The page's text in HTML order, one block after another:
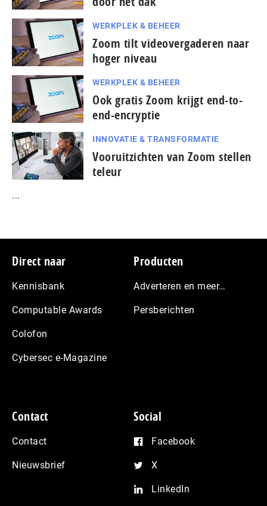
WERKPLEK & BEHEER
Zoom tilt videovergaderen naar
hoger niveau
WERKPLEK & BEHEER
Ook gratis Zoom krijgt end-to-
end-encryptie
INNOVATIE & TRANSFORMATIE
Vooruitzichten van Zoom stellen
teleur
...
Footer
Direct naar
Kennisbank
Computable Awards
Colofon
Cybersec e-Magazine
Producten
Adverteren en meer…
Persberichten
Contact
Contact
Nieuwsbrief
Social
Facebook
X
LinkedIn